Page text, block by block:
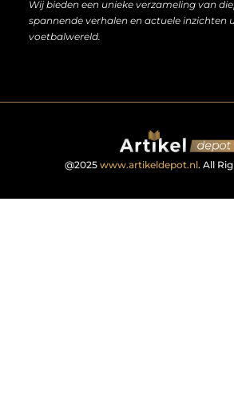
Wij bieden een unieke verzameling van
spannende verhalen en actuele inzichten
voetbalwereld.
@2025 www.artikeldepot.nl. All